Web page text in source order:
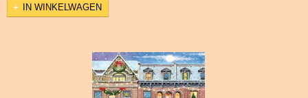
IN WINKELWAGEN